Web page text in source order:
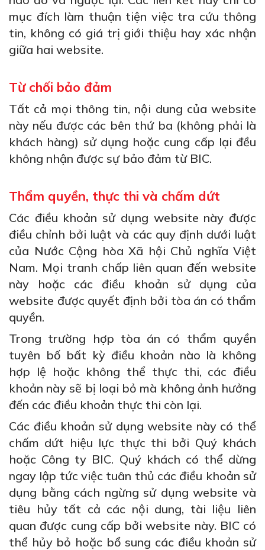
mục đích làm thuận tiện việc tra cứu thông
tin, không có giá trị giới thiệu hay xác nhận
giữa hai website.
Từ chối bảo đảm
Tất cả mọi thông tin, nội dung của website
này nếu được các bên thứ ba (không phải là
khách hàng) sử dụng hoặc cung cấp lại đều
không nhận được sự bảo đảm từ BIC.
Thẩm quyền, thực thi và chấm dứt
Các điều khoản sử dụng website này được
điều chỉnh bởi luật và các quy định dưới luật
của Nước Cộng hòa Xã hội Chủ nghĩa Việt
Nam. Mọi tranh chấp liên quan đến website
này hoặc các điều khoản sử dụng của
website được quyết định bởi tòa án có thẩm
quyền.
Trong trường hợp tòa án có thẩm quyền
tuyên bố bất kỳ điều khoản nào là không
hợp lệ hoặc không thể thực thi, các điều
khoản này sẽ bị loại bỏ mà không ảnh hưởng
đến các điều khoản thực thi còn lại.
Các điều khoản sử dụng website này có thể
chấm dứt hiệu lực thực thi bởi Quý khách
hoặc Công ty BIC. Quý khách có thể dừng
ngay lập tức việc tuân thủ các điều khoản sử
dụng bằng cách ngừng sử dụng website và
tiêu hủy tất cả các nội dung, tài liệu liên
quan được cung cấp bởi website này. BIC có
thể hủy bỏ hoặc bổ sung các điều khoản sử